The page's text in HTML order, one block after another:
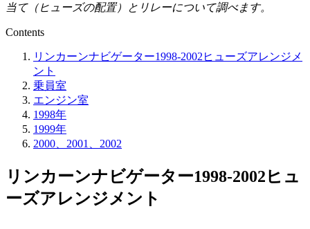
当て（ヒューズの配置）とリレーについて調べます。
Contents
リンカーンナビゲーター1998-2002ヒューズアレンジメ
ント
乗員室
エンジン室
1998年
1999年
2000、2001、2002
リンカーンナビゲーター1998-2002ヒュ
ーズアレンジメント